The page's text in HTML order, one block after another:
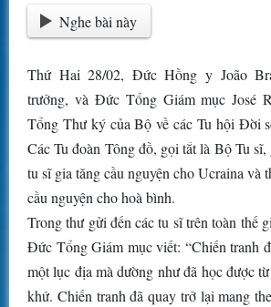
Nghe bài này
Thứ Hai 28/02, Đức Hồng y João
trưởng, và Đức Tổng Giám mục José
Tổng Thư ký của Bộ về các Tu hội Đời
Các Tu đoàn Tông đồ, gọi tắt là Bộ Tu
tu sĩ gia tăng cầu nguyện cho Ucraina và
cầu nguyện cho hoà bình.
Trong thư gửi đến các tu sĩ trên toàn thế
Đức Tổng Giám mục viết: “Chiến tranh
một lục địa mà dường như đã học được
khứ. Chiến tranh đã quay trở lại mang